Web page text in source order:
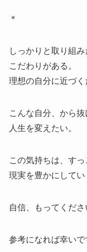
＊
しっかりと取り組み
こだわりがある。
理想の自分に近づく
こんな自分、から抜
人生を変えたい。
この気持ちは、す
現実を豊かにして
自信、もってくださ
参考になれば幸いで